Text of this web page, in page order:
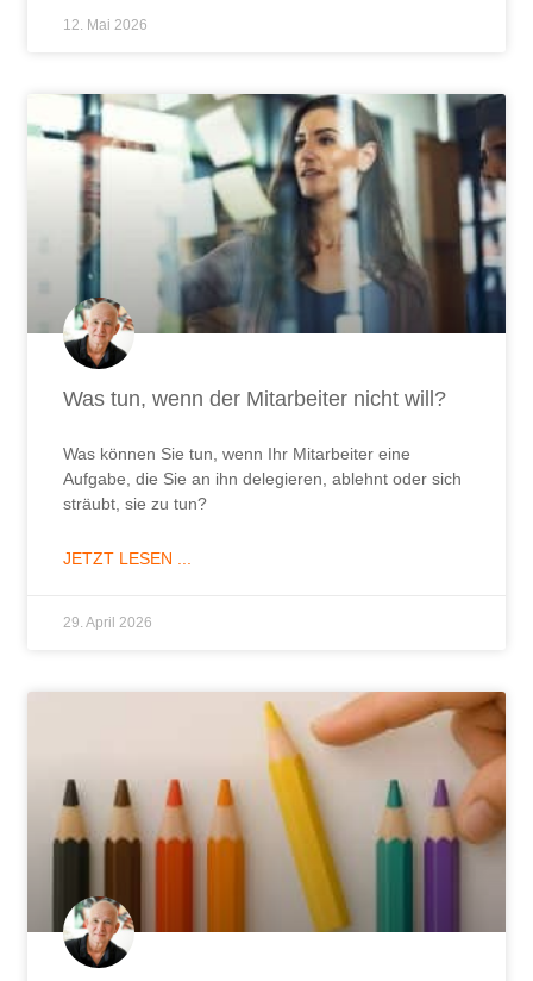
12. Mai 2026
Was tun, wenn der Mitarbeiter nicht will?
Was können Sie tun, wenn Ihr Mitarbeiter eine
Aufgabe, die Sie an ihn delegieren, ablehnt oder sich
sträubt, sie zu tun?
JETZT LESEN ...
29. April 2026